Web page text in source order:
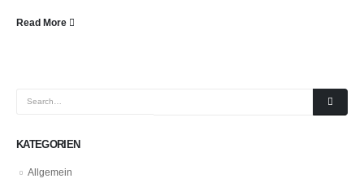
Read More
KATEGORIEN
Allgemein